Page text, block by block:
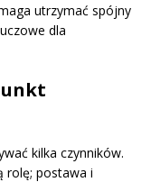
utrzymać spójny
dla
kilka czynników.
rolę; postawa i